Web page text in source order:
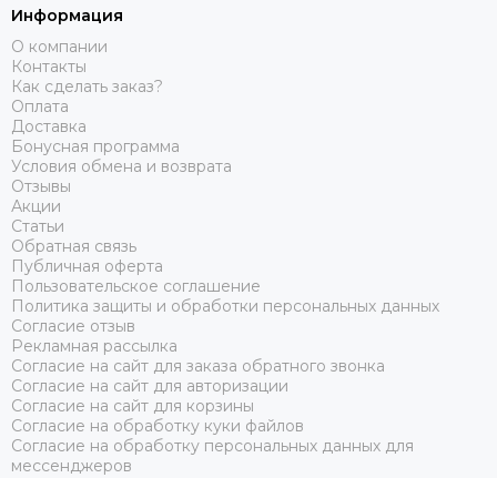
Информация
О компании
Контакты
Как сделать заказ?
Оплата
Доставка
Бонусная программа
Условия обмена и возврата
Отзывы
Акции
Статьи
Обратная связь
Публичная оферта
Пользовательское соглашение
Политика защиты и обработки персональных данных
Согласие отзыв
Рекламная рассылка
Согласие на сайт для заказа обратного звонка
Согласие на сайт для авторизации
Согласие на сайт для корзины
Согласие на обработку куки файлов
Согласие на обработку персональных данных для
мессенджеров